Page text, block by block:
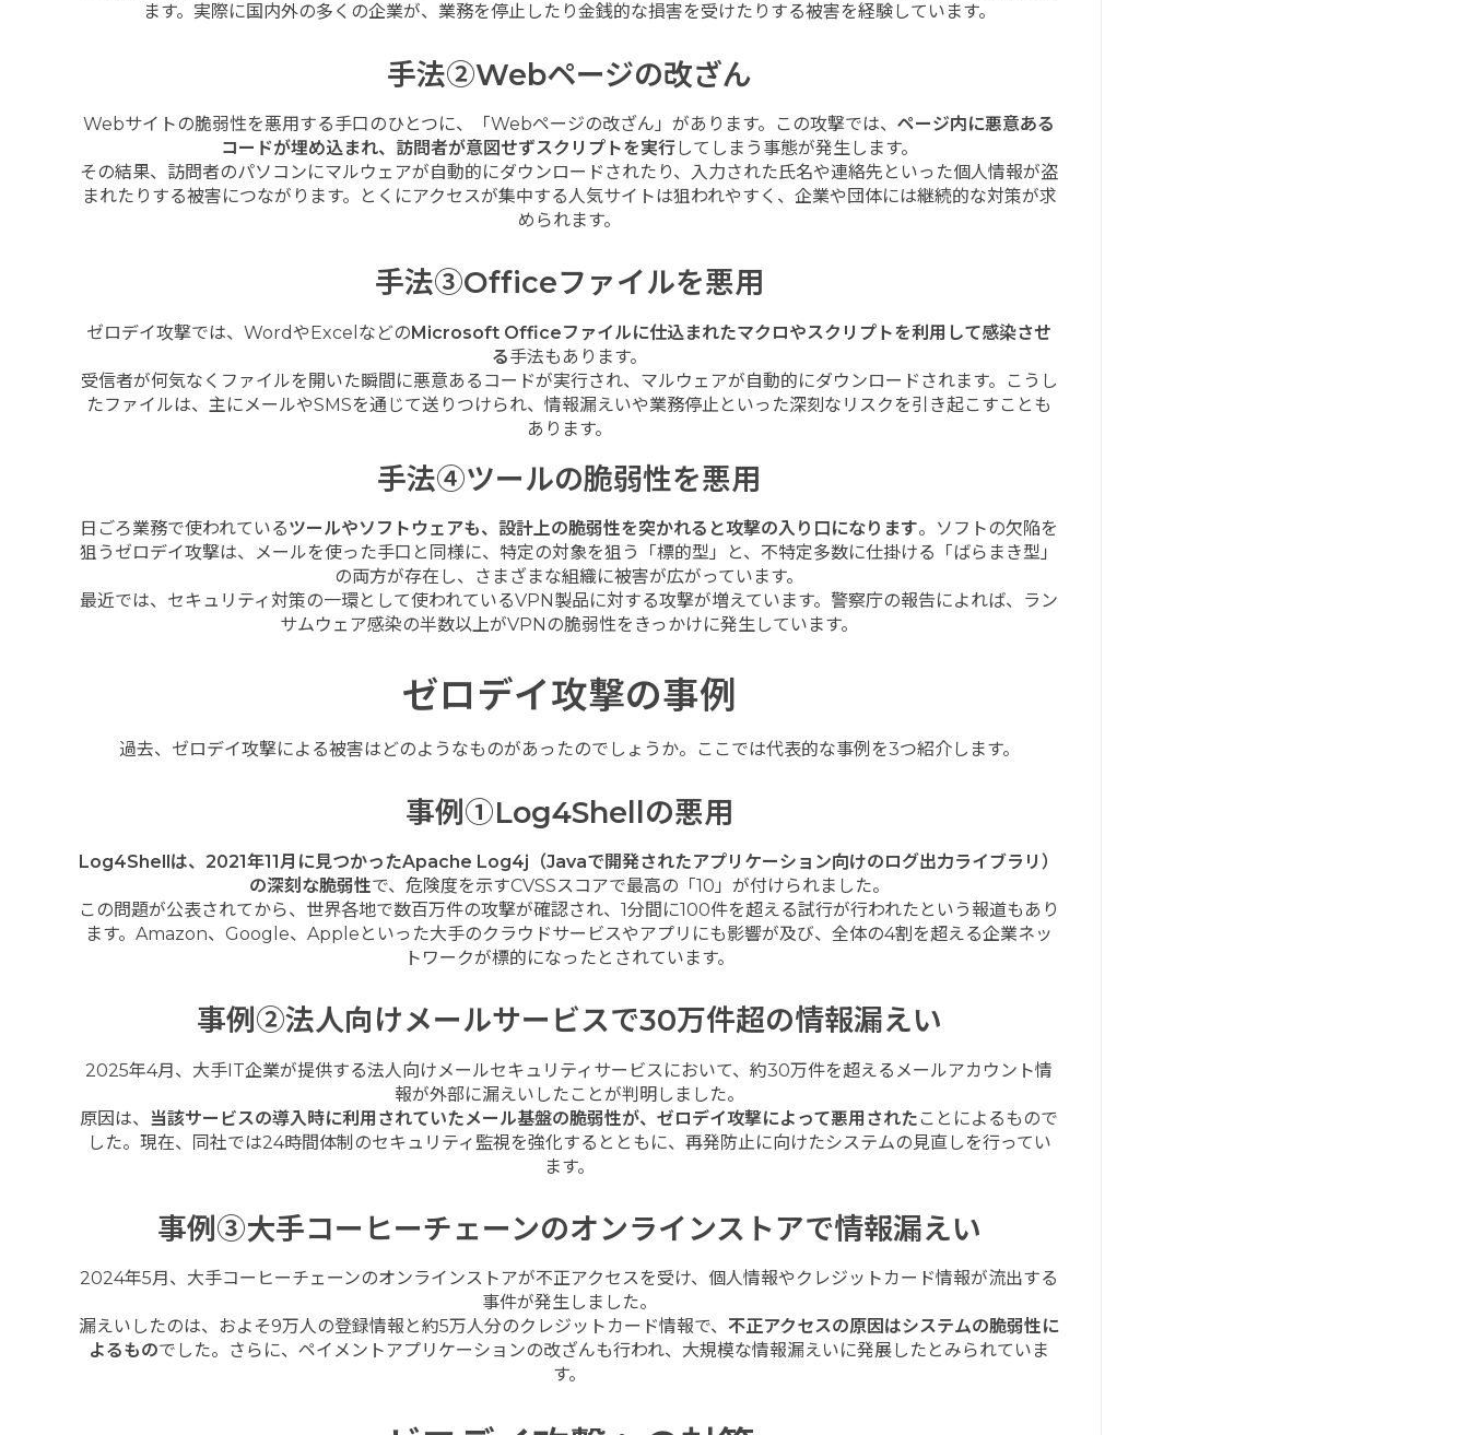
ます。実際に国内外の多くの企業が、業務を停止したり金銭的な損害を受けたりする被害を経験しています。
手法②Webページの改ざん
Webサイトの脆弱性を悪用する手口のひとつに、「Webページの改ざん」があります。この攻撃では、 ページ内に悪意ある
コードが埋め込まれ、訪問者が意図せずスクリプトを実行してしまう事態が発生します。
その結果、訪問者のパソコンにマルウェアが自動的にダウンロードされたり、入力された氏名や連絡先といった個人情報が盗
まれたりする被害につながります。とくにアクセスが集中する人気サイトは狙われやすく、企業や団体には継続的な対策が求
められます。
手法③Officeファイルを悪用
ゼロデイ攻撃では、WordやExcelなどのMicrosoft Officeファイルに仕込まれたマクロやスクリプトを利用して感染させ
る手法もあります。
受信者が何気なくファイルを開いた瞬間に悪意あるコードが実行され、マルウェアが自動的にダウンロードされます。こうし
たファイルは、主にメールやSMSを通じて送りつけられ、情報漏えいや業務停止といった深刻なリスクを引き起こすことも
あります。
手法④ツールの脆弱性を悪用
日ごろ業務で使われているツールやソフトウェアも、設計上の脆弱性を突かれると攻撃の入り口になります。ソフトの欠陥を
狙うゼロデイ攻撃は、メールを使った手口と同様に、特定の対象を狙う「標的型」と、不特定多数に仕掛ける「ばらまき型」
の両方が存在し、さまざまな組織に被害が広がっています。
最近では、セキュリティ対策の一環として使われているVPN製品に対する攻撃が増えています。警察庁の報告によれば、ラン
サムウェア感染の半数以上がVPNの脆弱性をきっかけに発生しています。
ゼロデイ攻撃の事例
過去、ゼロデイ攻撃による被害はどのようなものがあったのでしょうか。ここでは代表的な事例を3つ紹介します。
事例①Log4Shellの悪用
Log4Shellは、2021年11月に見つかったApache Log4j（Javaで開発されたアプリケーション向けのログ出力ライブラリ）
の深刻な脆弱性で、危険度を示すCVSSスコアで最高の「10」が付けられました。
この問題が公表されてから、世界各地で数百万件の攻撃が確認され、1分間に100件を超える試行が行われたという報道もあり
ます。Amazon、Google、Appleといった大手のクラウドサービスやアプリにも影響が及び、全体の4割を超える企業ネッ
トワークが標的になったとされています。
事例②法人向けメールサービスで30万件超の情報漏えい
2025年4月、大手IT企業が提供する法人向けメールセキュリティサービスにおいて、約30万件を超えるメールアカウント情
報が外部に漏えいしたことが判明しました。
原因は、
当該サービスの導入時に利用されていたメール基盤の脆弱性が、ゼロデイ攻撃によって悪用された ことによるもので
した。現在、同社では24時間体制のセキュリティ監視を強化するとともに、再発防止に向けたシステムの見直しを行ってい
ます。
事例③大手コーヒーチェーンのオンラインストアで情報漏えい
2024年5月、大手コーヒーチェーンのオンラインストアが不正アクセスを受け、個人情報やクレジットカード情報が流出する
事件が発生しました。
漏えいしたのは、およそ9万人の登録情報と約5万人分のクレジットカード情報で、 不正アクセスの原因はシステムの脆弱性に
よるものでした。さらに、ペイメントアプリケーションの改ざんも行われ、大規模な情報漏えいに発展したとみられていま
す。